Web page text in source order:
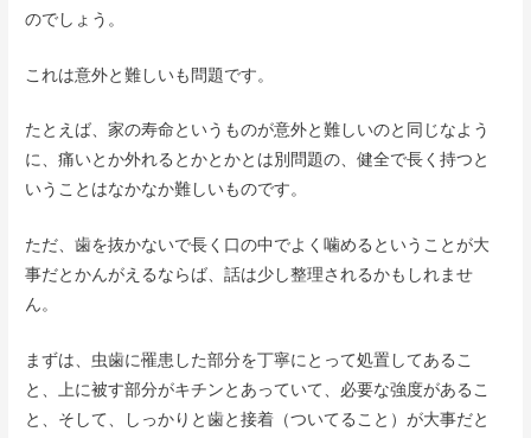
のでしょう。
これは意外と難しいも問題です。
たとえば、家の寿命というものが意外と難しいのと同じなよう
に、痛いとか外れるとかとかとは別問題の、健全で長く持つと
いうことはなかなか難しいものです。
ただ、歯を抜かないで長く口の中でよく噛めるということが大
事だとかんがえるならば、話は少し整理されるかもしれませ
ん。
まずは、虫歯に罹患した部分を丁寧にとって処置してあるこ
と、上に被す部分がキチンとあっていて、必要な強度があるこ
と、そして、しっかりと歯と接着（ついてること）が大事だと